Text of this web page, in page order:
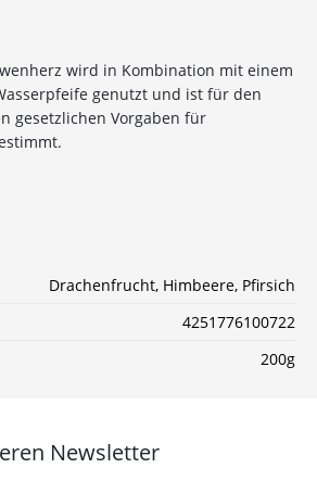
wird in Kombination mit einem
genutzt und ist für den
gesetzlichen Vorgaben für
Drachenfrucht, Himbeere, Pfirsich
4251776100722
200g
Rabattcode und spare bei
Auswahl an hochwertigen
Vapes, Liquid, Kohle und Xkah
Newsletter